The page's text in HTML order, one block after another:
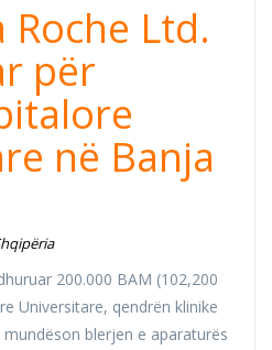
Ltd.
për
në Banja
200.000 BAM (102,200
Universitare, qendrën klinike
blerjen e aparaturës